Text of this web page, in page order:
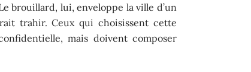
brouillard, lui, enveloppe la ville d’un
trahir. Ceux qui choisissent cette
mais doivent composer